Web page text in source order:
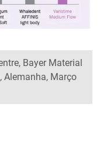
Bayer Material
Alemanha, Março